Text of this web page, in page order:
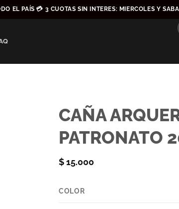
EL PAÍS 💳 3 CUOTAS SIN INTERES: MIERCOLES Y
CAÑA
PATRONATO
$15.000
COLOR